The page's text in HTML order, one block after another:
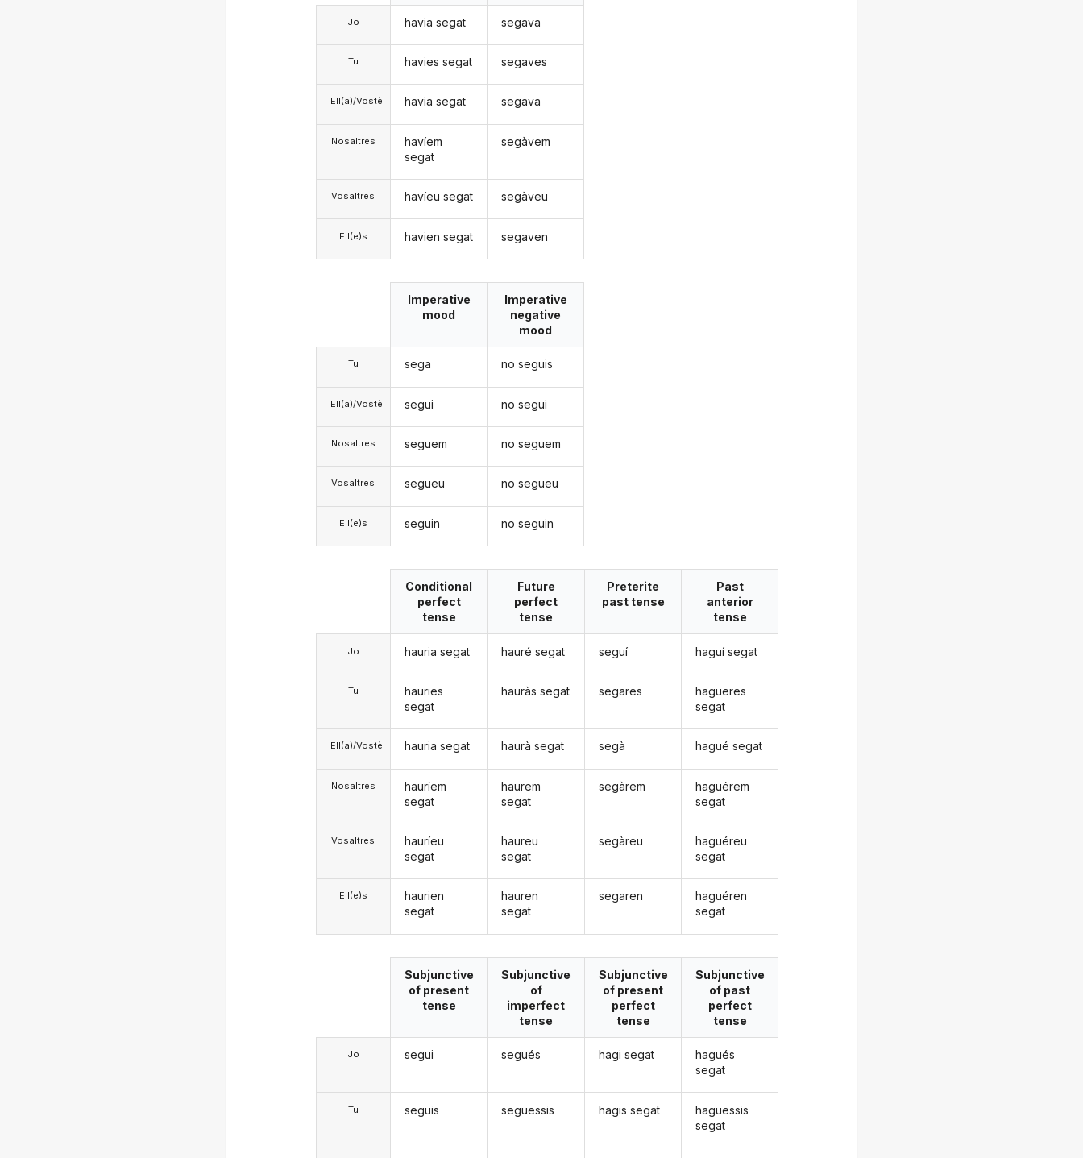
Jo
Tu
Ell(a)/Vostè
Nosaltres
Vosaltres
Ell(e)s
havia segat
havies segat
havia segat
havíem
segat
havíeu segat
havien segat
segava
segaves
segava
segàvem
segàveu
segaven
Tu
Ell(a)/Vostè
Nosaltres
Vosaltres
Ell(e)s
Imperative
mood
sega
segui
seguem
segueu
seguin
Imperative
negative
mood
no seguis
no segui
no seguem
no segueu
no seguin
Jo
Tu
Ell(a)/Vostè
Nosaltres
Vosaltres
Ell(e)s
Conditional
perfect
tense
hauria segat
hauries
segat
hauria segat
hauríem
segat
hauríeu
segat
haurien
segat
Future
perfect
tense
hauré segat
hauràs segat
haurà segat
haurem
segat
haureu
segat
hauren
segat
Preterite
past tense
seguí
segares
segà
segàrem
segàreu
segaren
Past
anterior
tense
haguí segat
hagueres
segat
hagué segat
haguérem
segat
haguéreu
segat
haguéren
segat
Jo
Tu
Subjunctive
of present
tense
segui
seguis
Subjunctive
of
imperfect
tense
segués
seguessis
Subjunctive
of present
perfect
tense
hagi segat
hagis segat
Subjunctive
of past
perfect
tense
hagués
segat
haguessis
segat